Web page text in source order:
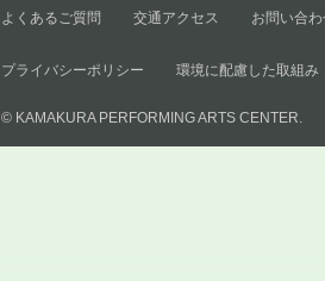
よくあるご質問
交通アクセス お問い合
プライバシーポリシー 環境に配慮した取組み
© KAMAKURA PERFORMING ARTS CENTER.